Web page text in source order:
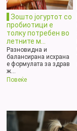
Зошто јогуртот со
пробиотици e
толку потребен во
летните м...
Разновидна и
балансирана исхрана
е формулата за здрав
ж...
Повеќе